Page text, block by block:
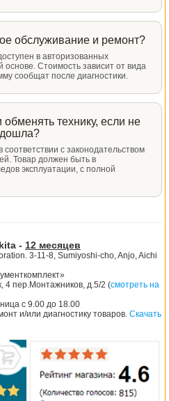
обслуживание и ремонт?
в авторизованных
основе. Стоимость зависит от вида
сообщат после диагностики.
технику, если не
с законодательством
Товар должен быть в
эксплуатации, с полной
- 12 месяцев
3-11-8, Sumiyoshi-cho, Anjo, Aichi
4 пер.Монтажников, д.5/2 (смотреть на
с 9.00 до 18.00
и/или диагностику товаров. Скачать